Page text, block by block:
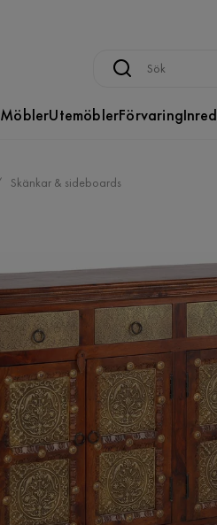
MöblerUtemöblerFörvaring
Skänkar & sideboards